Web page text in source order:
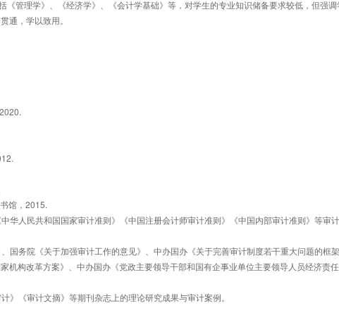
管理学》、《经济学》、《会计学基础》等，对学生的专业知识储备要求较低，但强调
通，学以致用。
馆，2015.
华人民共和国国家审计准则》《中国注册会计师审计准则》《中国内部审计准则》等审
国务院《关于加强审计工作的意见》、中办国办《关于完善审计制度若干重大问题的框
机构改革方案》、中办国办《党政主要领导干部和国有企事业单位主要领导人员经济责
《审计文摘》等期刊杂志上的理论研究成果与审计案例。